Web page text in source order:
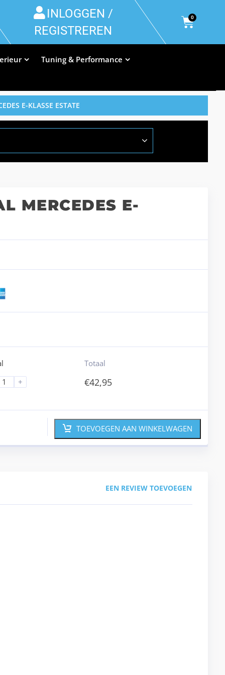
INLOGGEN /
REGISTREREN
0
Tuning & Performance
E-KLASSE ESTATE
MERCEDES E-
+
Totaal
€42,95
TOEVOEGEN AAN WINKELWAGEN
EEN REVIEW TOEVOEGEN